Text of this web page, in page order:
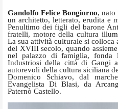
Gandolfo Felice Bongiorno, nato
un architetto, letterato, erudita e
Penultimo dei figli del barone
fratelli, motore della cultura
La sua attività culturale si colloca
del XVIII secolo, quando
nel palazzo di famiglia, fonda
Industriosi della città di Gangi
autorevoli della cultura siciliana
Domenico Schiavo, dal
Evangelista Di Blasi, da
Paternò Castello.